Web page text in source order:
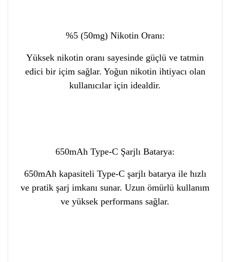
%5 (50mg) Nikotin Oranı:
Yüksek nikotin oranı sayesinde güçlü ve tatmin
edici bir içim sağlar. Yoğun nikotin ihtiyacı olan
kullanıcılar için idealdir.
650mAh Type-C Şarjlı Batarya:
650mAh kapasiteli Type-C şarjlı batarya ile hızlı
ve pratik şarj imkanı sunar. Uzun ömürlü kullanım
ve yüksek performans sağlar.